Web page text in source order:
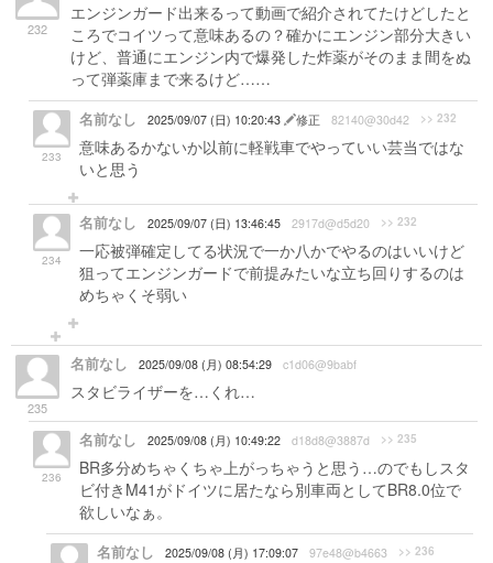
232
エンジンガード出来るって動画で紹介されてたけどしたと
ころでコイツって意味あるの？確かにエンジン部分大きい
けど、普通にエンジン内で爆発した炸薬がそのまま間をぬ
って弾薬庫まで来るけど……
233
名前なし 2025/09/07 (日) 10:20:43 修正 82140@30d42 >> 232
意味あるかないか以前に軽戦車でやっていい芸当ではな
いと思う
234
名前なし 2025/09/07 (日) 13:46:45 2917d@d5d20 >> 232
一応被弾確定してる状況で一か八かでやるのはいいけど
狙ってエンジンガードで前提みたいな立ち回りするのは
めちゃくそ弱い
235
名前なし 2025/09/08 (月) 08:54:29 c1d06@9babf
スタビライザーを…くれ…
236
名前なし 2025/09/08 (月) 10:49:22 d18d8@3887d >> 235
BR多分めちゃくちゃ上がっちゃうと思う…のでもしスタ
ビ付きM41がドイツに居たなら別車両としてBR8.0位で
欲しいなぁ。
名前なし 2025/09/08 (月) 17:09:07 97e48@b4663 >> 236